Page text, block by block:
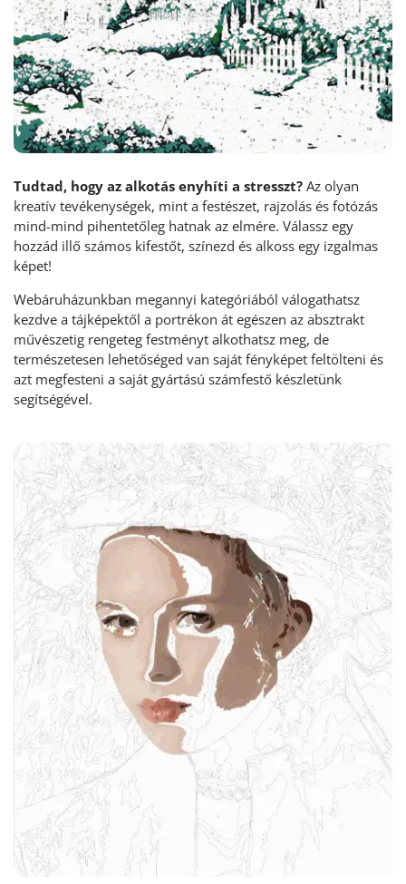
Tudtad, hogy az alkotás enyhíti a stresszt? Az olyan
kreatív tevékenységek, mint a festészet, rajzolás és fotózás
mind-mind pihentetőleg hatnak az elmére. Válassz egy
hozzád illő számos kifestőt, színezd és alkoss egy izgalmas
képet!
Webáruházunkban megannyi kategóriából válogathatsz
kezdve a tájképektől a portrékon át egészen az absztrakt
művészetig rengeteg festményt alkothatsz meg, de
természetesen lehetőséged van saját fényképet feltölteni és
azt megfesteni a saját gyártású számfestő készletünk
segítségével.